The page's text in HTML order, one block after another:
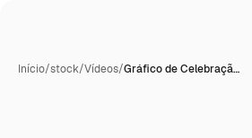
Início/stock/Vídeos/Gráfico de Celebraçã…